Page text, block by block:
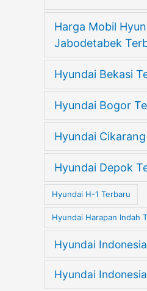
Harga Mobil
Jabodetabek
Hyundai Bekasi
Hyundai Bogor
Hyundai
Hyundai Depok
Hyundai H-1 Terbaru
Hyundai Harapan Indah
Hyundai
Hyundai